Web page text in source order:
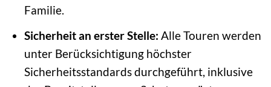
Familie.
Sicherheit an erster Stelle: Alle Touren werden
unter Berücksichtigung höchster
Sicherheitsstandards durchgeführt, inklusive